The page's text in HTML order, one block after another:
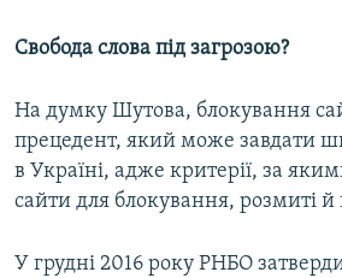
Свобода слова під загрозою?
На думку Шутова, блокування
прецедент, який може завдати
в Україні, адже критерії, за
сайти для блокування, розмиті й
У грудні 2016 року РНБО